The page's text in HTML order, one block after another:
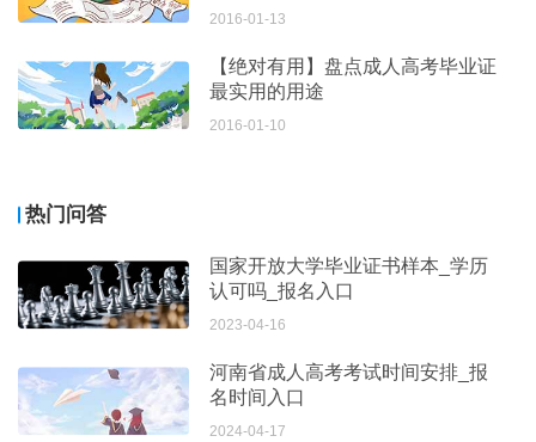
2016-01-13
【绝对有用】盘点成人高考毕业证
最实用的用途
2016-01-10
热门问答
国家开放大学毕业证书样本_学历
认可吗_报名入口
2023-04-16
河南省成人高考考试时间安排_报
名时间入口
2024-04-17